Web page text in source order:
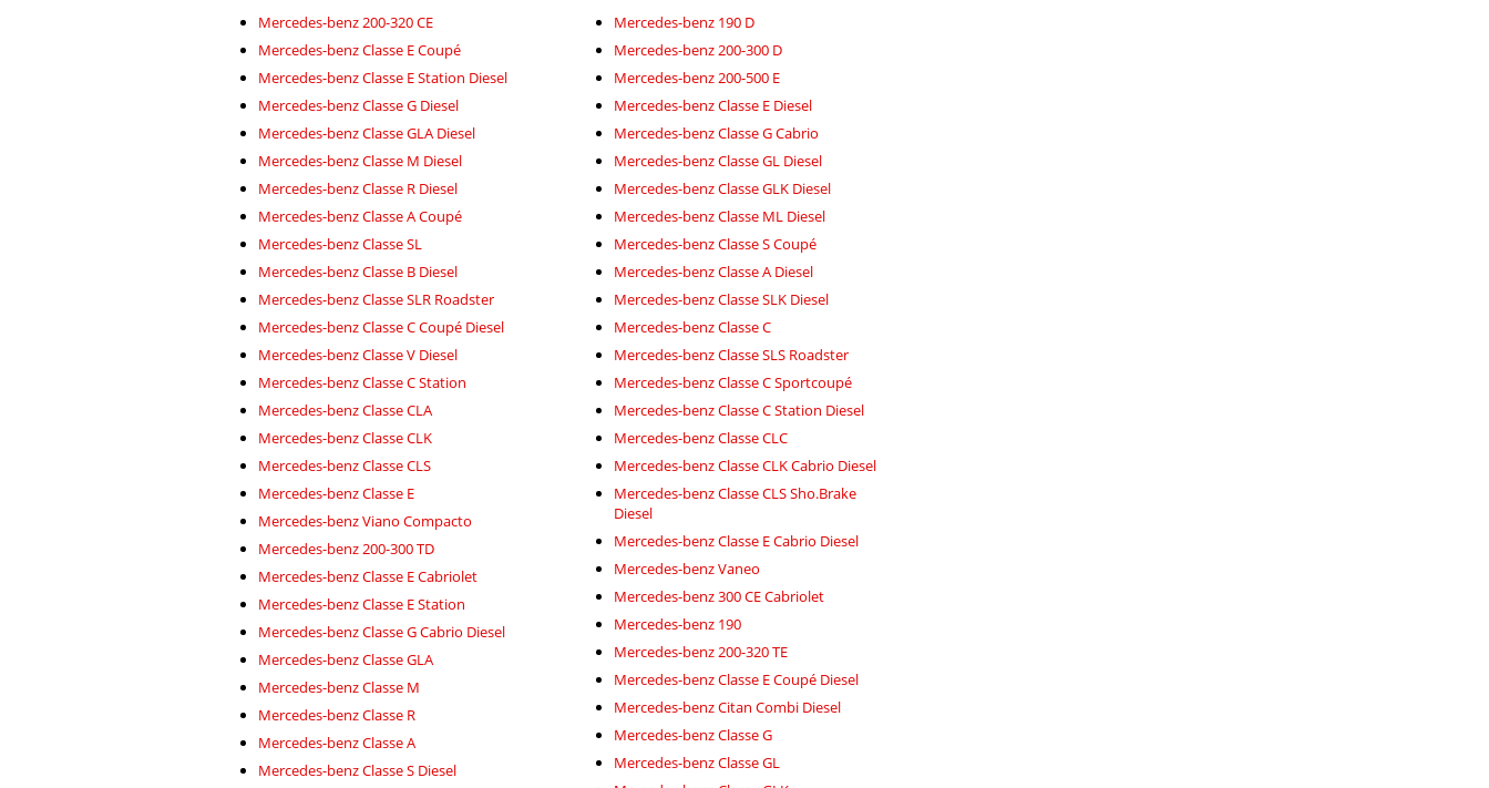
Mercedes-benz 200-320 CE
Mercedes-benz Classe E Coupé
Mercedes-benz Classe E Station Diesel
Mercedes-benz Classe G Diesel
Mercedes-benz Classe GLA Diesel
Mercedes-benz Classe M Diesel
Mercedes-benz Classe R Diesel
Mercedes-benz Classe A Coupé
Mercedes-benz Classe SL
Mercedes-benz Classe B Diesel
Mercedes-benz Classe SLR Roadster
Mercedes-benz Classe C Coupé Diesel
Mercedes-benz Classe V Diesel
Mercedes-benz Classe C Station
Mercedes-benz Classe CLA
Mercedes-benz Classe CLK
Mercedes-benz Classe CLS
Mercedes-benz Classe E
Mercedes-benz Viano Compacto
Mercedes-benz 200-300 TD
Mercedes-benz Classe E Cabriolet
Mercedes-benz Classe E Station
Mercedes-benz Classe G Cabrio Diesel
Mercedes-benz Classe GLA
Mercedes-benz Classe M
Mercedes-benz Classe R
Mercedes-benz Classe A
Mercedes-benz Classe S Diesel
Mercedes-benz 190 D
Mercedes-benz 200-300 D
Mercedes-benz 200-500 E
Mercedes-benz Classe E Diesel
Mercedes-benz Classe G Cabrio
Mercedes-benz Classe GL Diesel
Mercedes-benz Classe GLK Diesel
Mercedes-benz Classe ML Diesel
Mercedes-benz Classe S Coupé
Mercedes-benz Classe A Diesel
Mercedes-benz Classe SLK Diesel
Mercedes-benz Classe C
Mercedes-benz Classe SLS Roadster
Mercedes-benz Classe C Sportcoupé
Mercedes-benz Classe C Station Diesel
Mercedes-benz Classe CLC
Mercedes-benz Classe CLK Cabrio Diesel
Mercedes-benz Classe CLS Sho.Brake
Diesel
Mercedes-benz Classe E Cabrio Diesel
Mercedes-benz Vaneo
Mercedes-benz 300 CE Cabriolet
Mercedes-benz 190
Mercedes-benz 200-320 TE
Mercedes-benz Classe E Coupé Diesel
Mercedes-benz Citan Combi Diesel
Mercedes-benz Classe G
Mercedes-benz Classe GL